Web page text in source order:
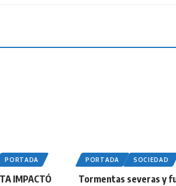
PORTADA
IMPACTÓ
PORTADA SOCIEDAD
Tormentas severas y